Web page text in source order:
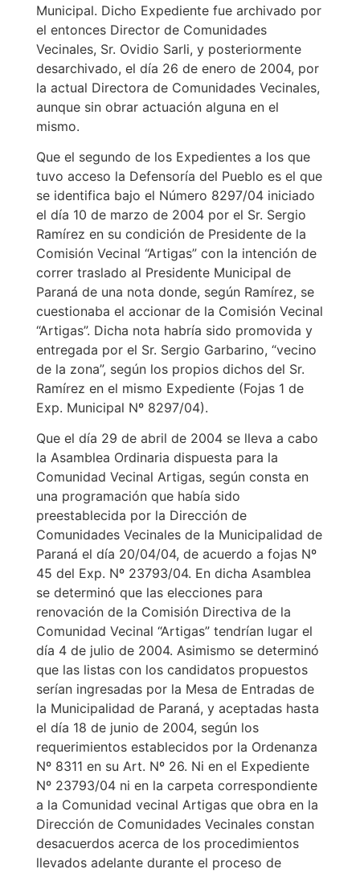
Municipal. Dicho Expediente fue archivado por
el entonces Director de Comunidades
Vecinales, Sr. Ovidio Sarli, y posteriormente
desarchivado, el día 26 de enero de 2004, por
la actual Directora de Comunidades Vecinales,
aunque sin obrar actuación alguna en el
mismo.
Que el segundo de los Expedientes a los que
tuvo acceso la Defensoría del Pueblo es el que
se identifica bajo el Número 8297/04 iniciado
el día 10 de marzo de 2004 por el Sr. Sergio
Ramírez en su condición de Presidente de la
Comisión Vecinal “Artigas” con la intención de
correr traslado al Presidente Municipal de
Paraná de una nota donde, según Ramírez, se
cuestionaba el accionar de la Comisión Vecinal
“Artigas”. Dicha nota habría sido promovida y
entregada por el Sr. Sergio Garbarino, “vecino
de la zona”, según los propios dichos del Sr.
Ramírez en el mismo Expediente (Fojas 1 de
Exp. Municipal Nº 8297/04).
Que el día 29 de abril de 2004 se lleva a cabo
la Asamblea Ordinaria dispuesta para la
Comunidad Vecinal Artigas, según consta en
una programación que había sido
preestablecida por la Dirección de
Comunidades Vecinales de la Municipalidad de
Paraná el día 20/04/04, de acuerdo a fojas Nº
45 del Exp. Nº 23793/04. En dicha Asamblea
se determinó que las elecciones para
renovación de la Comisión Directiva de la
Comunidad Vecinal “Artigas” tendrían lugar el
día 4 de julio de 2004. Asimismo se determinó
que las listas con los candidatos propuestos
serían ingresadas por la Mesa de Entradas de
la Municipalidad de Paraná, y aceptadas hasta
el día 18 de junio de 2004, según los
requerimientos establecidos por la Ordenanza
Nº 8311 en su Art. Nº 26. Ni en el Expediente
Nº 23793/04 ni en la carpeta correspondiente
a la Comunidad vecinal Artigas que obra en la
Dirección de Comunidades Vecinales constan
desacuerdos acerca de los procedimientos
llevados adelante durante el proceso de